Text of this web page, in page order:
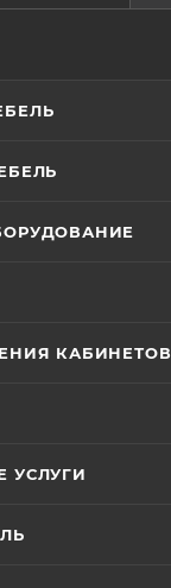
КАБИНЕТОВ
УСЛУГИ